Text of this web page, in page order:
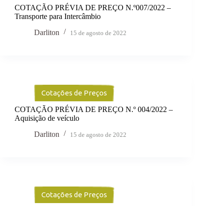
COTAÇÃO PRÉVIA DE PREÇO N.º007/2022 –
Transporte para Intercâmbio
Darliton
15 de agosto de 2022
Cotações de Preços
COTAÇÃO PRÉVIA DE PREÇO N.º 004/2022 –
Aquisição de veículo
Darliton
15 de agosto de 2022
Cotações de Preços